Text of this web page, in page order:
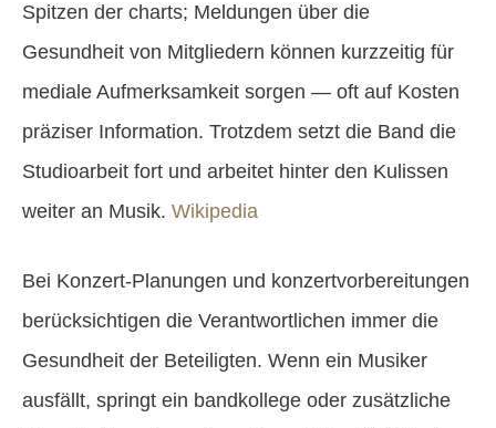
Spitzen der charts; Meldungen über die
Gesundheit von Mitgliedern können kurzzeitig für
mediale Aufmerksamkeit sorgen — oft auf Kosten
präziser Information. Trotzdem setzt die Band die
Studioarbeit fort und arbeitet hinter den Kulissen
weiter an Musik. Wikipedia
Bei Konzert-Planungen und konzertvorbereitungen
berücksichtigen die Verantwortlichen immer die
Gesundheit der Beteiligten. Wenn ein Musiker
ausfällt, springt ein bandkollege oder zusätzliche